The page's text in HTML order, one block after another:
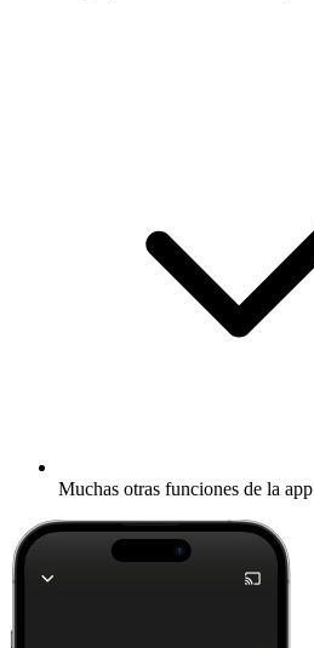
Muchas otras funciones de la app